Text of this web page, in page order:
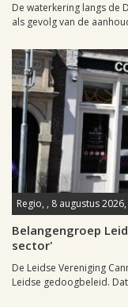
De waterkering langs de
als gevolg van de
Regio, , 8 augustus
Belangengroep
sector'
De Leidse Vereniging
Leidse gedoogbeleid.